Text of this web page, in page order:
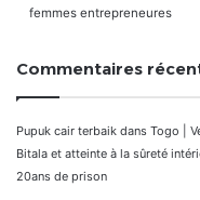
femmes entrepreneures
Commentaires
Pupuk cair terbaik dans Togo |
Bitala et atteinte à la sûreté
20ans de prison